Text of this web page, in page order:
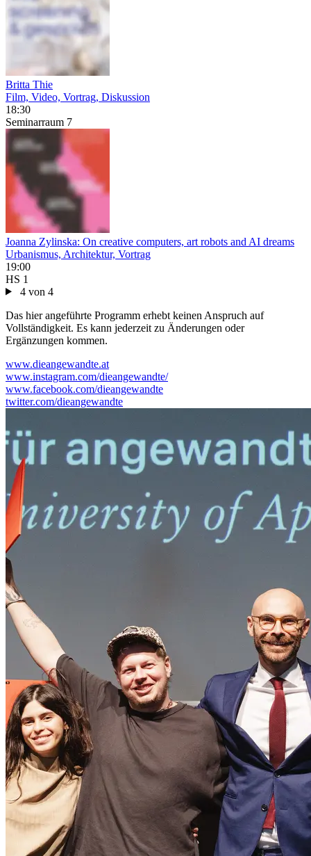
Britta Thie
Film, Video, Vortrag, Diskussion
18:30
Seminarraum 7
Joanna Zylinska: On creative computers, art robots and AI dreams
Urbanismus, Architektur, Vortrag
19:00
HS 1
4 von 4
Das hier angeführte Programm erhebt keinen Anspruch auf
Vollständigkeit. Es kann jederzeit zu Änderungen oder
Ergänzungen kommen.
www.dieangewandte.at
www.instagram.com/dieangewandte/
www.facebook.com/dieangewandte
twitter.com/dieangewandte